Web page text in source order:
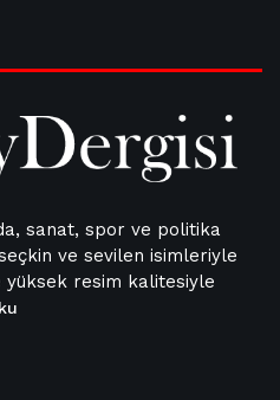
sanat, spor ve politika
ve sevilen isimleriyle
resim kalitesiyle